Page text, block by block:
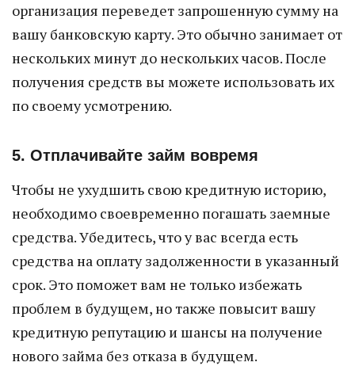
организация переведет запрошенную сумму на
вашу банковскую карту. Это обычно занимает от
нескольких минут до нескольких часов. После
получения средств вы можете использовать их
по своему усмотрению.
5. Отплачивайте займ вовремя
Чтобы не ухудшить свою кредитную историю,
необходимо своевременно погашать заемные
средства. Убедитесь, что у вас всегда есть
средства на оплату задолженности в указанный
срок. Это поможет вам не только избежать
проблем в будущем, но также повысит вашу
кредитную репутацию и шансы на получение
нового займа без отказа в будущем.